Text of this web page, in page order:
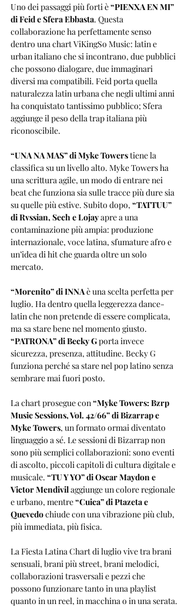
Uno dei passaggi più forti è “PIENXA EN MI”
di Feid e Sfera Ebbasta. Questa
collaborazione ha perfettamente senso
dentro una chart ViKingSo Music: latin e
urban italiano che si incontrano, due pubblici
che possono dialogare, due immaginari
diversi ma compatibili. Feid porta quella
naturalezza latin urbana che negli ultimi anni
ha conquistato tantissimo pubblico; Sfera
aggiunge il peso della trap italiana più
riconoscibile.
“UNA NA MAS” di Myke Towers tiene la
classifica su un livello alto. Myke Towers ha
una scrittura agile, un modo di entrare nei
beat che funziona sia sulle tracce più dure sia
su quelle più estive. Subito dopo, “TATTUU”
di Rvssian, Sech e Lojay apre a una
contaminazione più ampia: produzione
internazionale, voce latina, sfumature afro e
un’idea di hit che guarda oltre un solo
mercato.
“Morenito” di INNA è una scelta perfetta per
luglio. Ha dentro quella leggerezza dance-
latin che non pretende di essere complicata,
ma sa stare bene nel momento giusto.
“PATRONA” di Becky G porta invece
sicurezza, presenza, attitudine. Becky G
funziona perché sa stare nel pop latino senza
sembrare mai fuori posto.
La chart prosegue con “Myke Towers: Bzrp
Music Sessions, Vol. 42/66” di Bizarrap e
Myke Towers, un formato ormai diventato
linguaggio a sé. Le sessioni di Bizarrap non
sono più semplici collaborazioni: sono eventi
di ascolto, piccoli capitoli di cultura digitale e
musicale. “TU Y YO” di Oscar Maydon e
Victor Mendivil aggiunge un colore regionale
e urbano, mentre “Cuica” di Ptazeta e
Quevedo chiude con una vibrazione più club,
più immediata, più fisica.
La Fiesta Latina Chart di luglio vive tra brani
sensuali, brani più street, brani melodici,
collaborazioni trasversali e pezzi che
possono funzionare tanto in una playlist
quanto in un reel, in macchina o in una serata.